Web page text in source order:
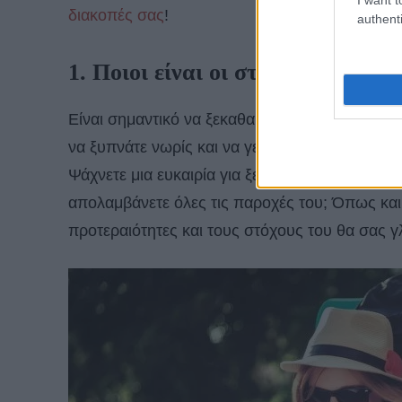
διακοπές σας!
1. Ποιοι είναι οι στόχοι σας;
Είναι σημαντικό να ξεκαθαρίσετε μεταξύ σας
να ξυπνάτε νωρίς και να γεμίζετε τη μέρα σας
Ψάχνετε μια ευκαιρία για ξεκούραση και
απολαμβάνετε όλες τις παροχές του; Όπως
προτεραιότητες και τους στόχους του θα σας